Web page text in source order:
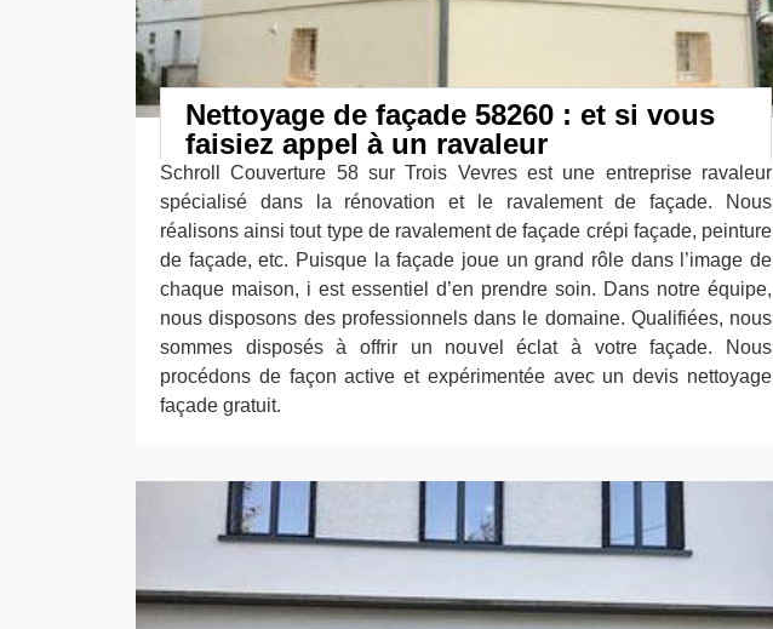
Nettoyage de façade 58260 : et si vous
faisiez appel à un ravaleur
Schroll Couverture 58 sur Trois Vevres est une entreprise ravaleur
spécialisé dans la rénovation et le ravalement de façade. Nous
réalisons ainsi tout type de ravalement de façade crépi façade, peinture
de façade, etc. Puisque la façade joue un grand rôle dans l’image de
chaque maison, i est essentiel d’en prendre soin. Dans notre équipe,
nous disposons des professionnels dans le domaine. Qualifiées, nous
sommes disposés à offrir un nouvel éclat à votre façade. Nous
procédons de façon active et expérimentée avec un devis nettoyage
façade gratuit.